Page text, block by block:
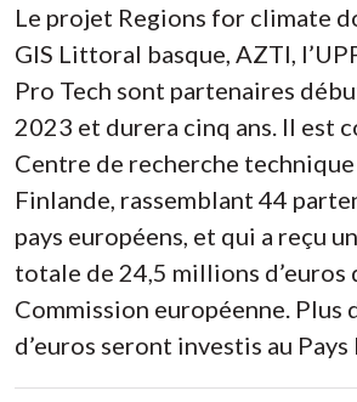
Le projet Regions for climate
GIS Littoral basque, AZTI,
Pro Tech sont partenaires
2023 et durera cinq ans. Il est
Centre de recherche technique
Finlande, rassemblant 44
pays européens, et qui a reçu
totale de 24,5 millions d’euros
Commission européenne. Plus
d’euros seront investis au Pays